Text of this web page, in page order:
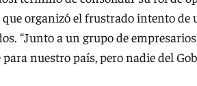
organizó el frustrado intento de
“Junto a un grupo de
nuestro país, pero nadie del